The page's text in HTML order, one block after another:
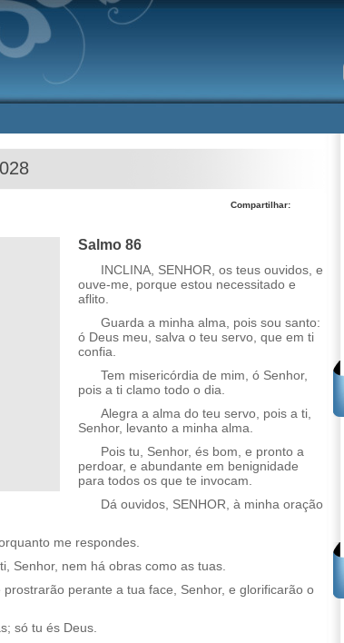
Compartilhar:
Salmo 86
INCLINA, SENHOR, os teus ouvidos, e
ouve-me, porque estou necessitado e
aflito.
Guarda a minha alma, pois sou santo:
ó Deus meu, salva o teu servo, que em ti
confia.
Tem misericórdia de mim, ó Senhor,
pois a ti clamo todo o dia.
Alegra a alma do teu servo, pois a ti,
Senhor, levanto a minha alma.
Pois tu, Senhor, és bom, e pronto a
perdoar, e abundante em benignidade
para todos os que te invocam.
Dá ouvidos, SENHOR, à minha oração
me respondes.
Senhor, nem há obras como as tuas.
perante a tua face, Senhor, e glorificarão o
só tu és Deus.